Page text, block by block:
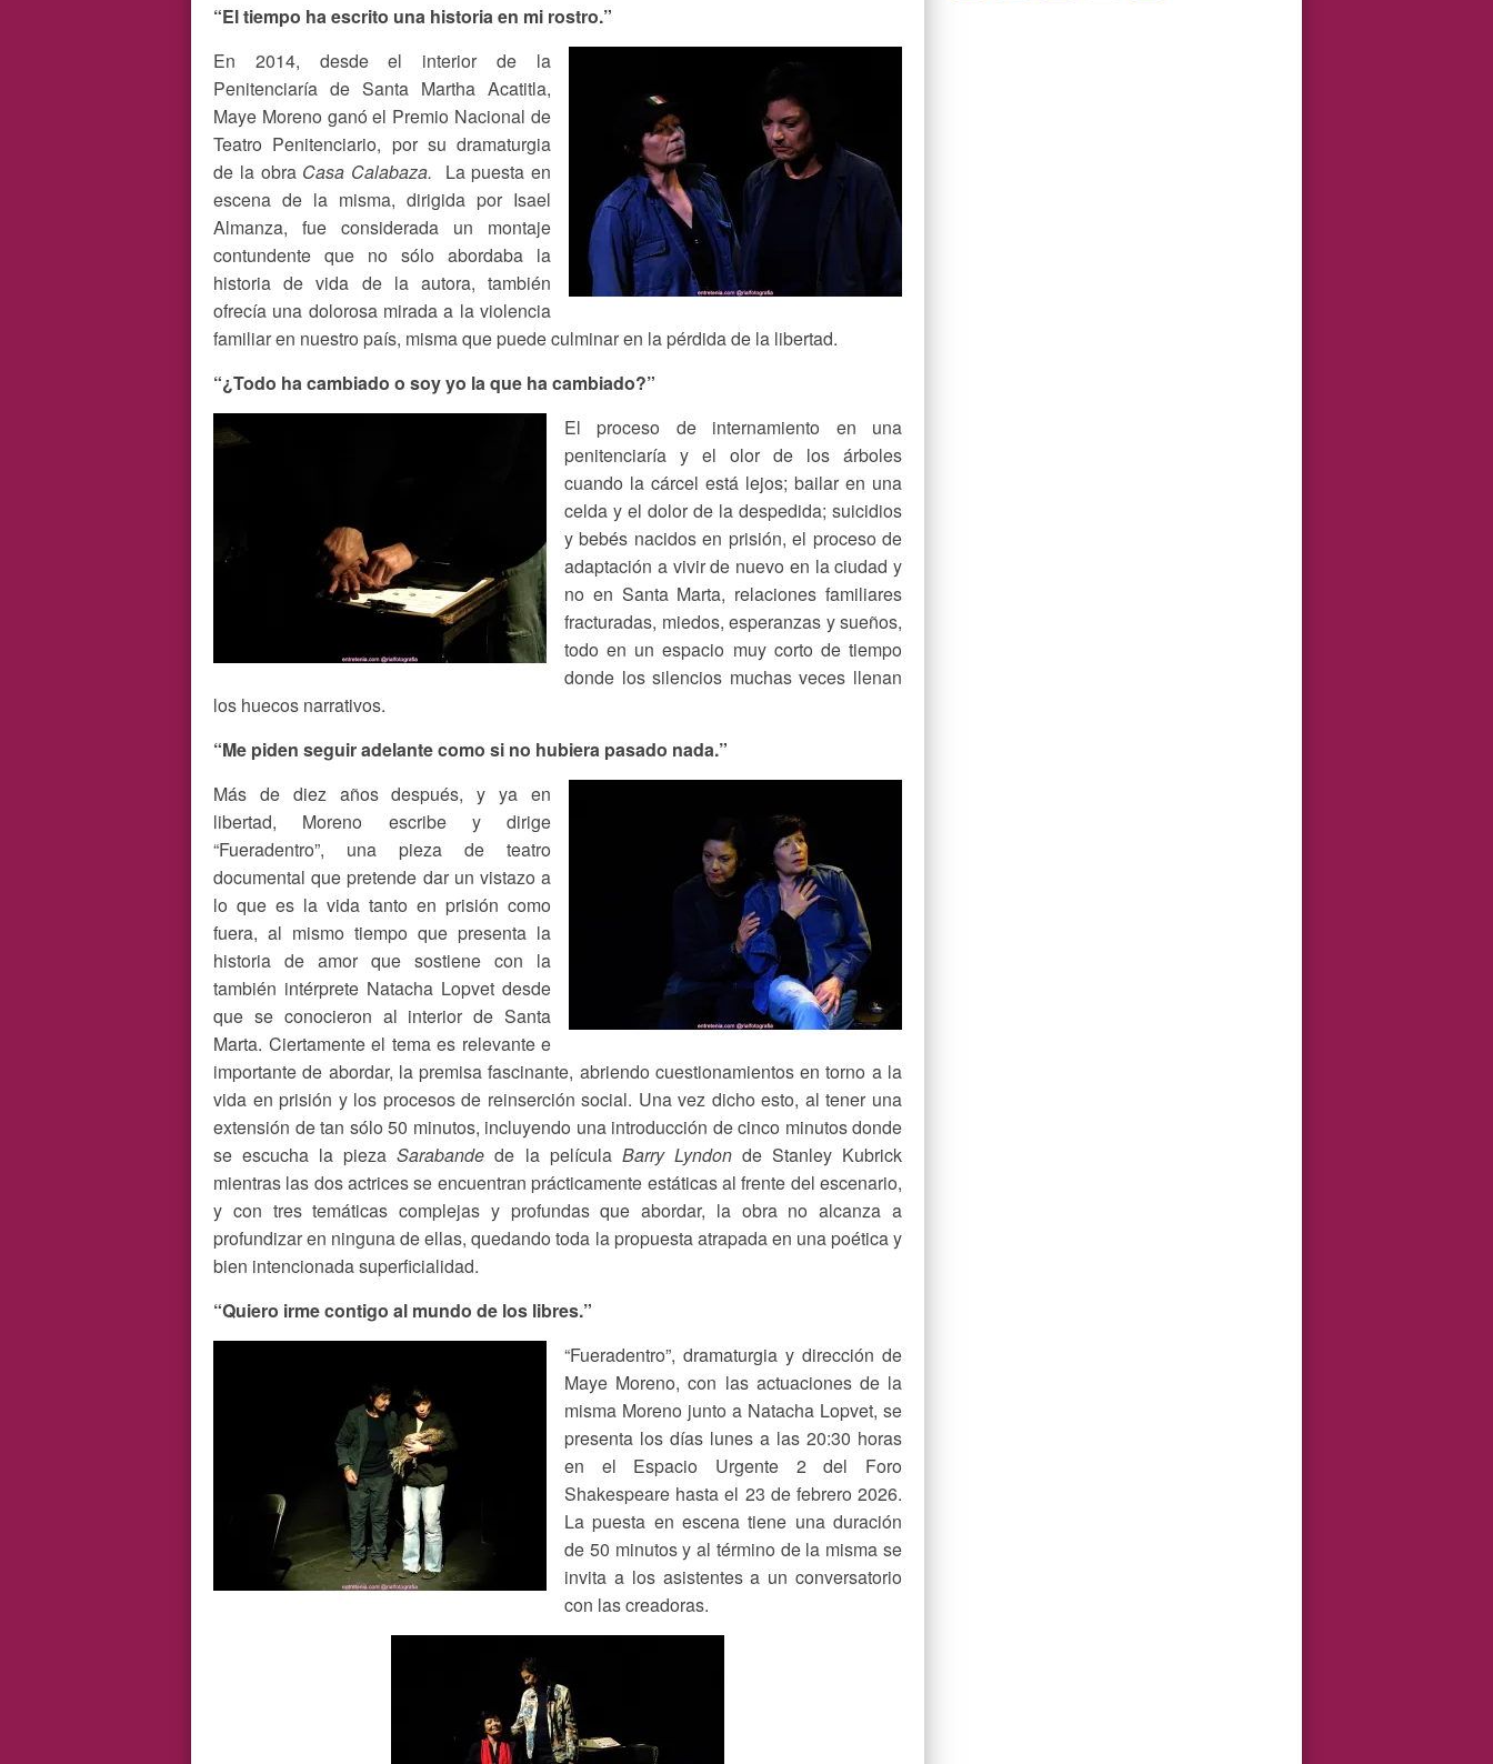
“El tiempo ha escrito una historia en mi rostro.”
En 2014, desde el interior de la
Penitenciaría de Santa Martha Acatitla,
Maye Moreno ganó el Premio Nacional de
Teatro Penitenciario, por su dramaturgia
de la obra Casa Calabaza.
La puesta en
escena de la misma, dirigida por Isael
Almanza, fue considerada un montaje
contundente que no sólo abordaba la
historia de vida de la autora, también
ofrecía una dolorosa mirada a la violencia
familiar en nuestro país, misma que puede culminar en la pérdida de la libertad.
“¿Todo ha cambiado o soy yo la que ha cambiado?”
El proceso de internamiento en una
penitenciaría y el olor de los árboles
cuando la cárcel está lejos; bailar en una
celda y el dolor de la despedida; suicidios
y bebés nacidos en prisión, el proceso de
adaptación a vivir de nuevo en la ciudad y
no en Santa Marta, relaciones familiares
fracturadas, miedos, esperanzas y sueños,
todo en un espacio muy corto de tiempo
donde los silencios muchas veces llenan
los huecos narrativos.
“Me piden seguir adelante como si no hubiera pasado nada.”
Más de diez años después, y ya en
libertad, Moreno escribe y dirige
“Fueradentro”, una pieza de teatro
documental que pretende dar un vistazo a
lo que es la vida tanto en prisión como
fuera, al mismo tiempo que presenta la
historia de amor que sostiene con la
también intérprete Natacha Lopvet desde
que se conocieron al interior de Santa
Marta. Ciertamente el tema es relevante e
importante de abordar, la premisa fascinante, abriendo cuestionamientos en torno a la
vida en prisión y los procesos de reinserción social. Una vez dicho esto, al tener una
extensión de tan sólo 50 minutos, incluyendo una introducción de cinco minutos donde
se escucha la piezaSarabande de la película Barry Lyndon de Stanley Kubrick
mientras las dos actrices se encuentran prácticamente estáticas al frente del escenario,
y con tres temáticas complejas y profundas que abordar, la obra no alcanza a
profundizar en ninguna de ellas, quedando toda la propuesta atrapada en una poética y
bien intencionada superficialidad.
“Quiero irme contigo al mundo de los libres.”
“Fueradentro”, dramaturgia y dirección de
Maye Moreno, con las actuaciones de la
misma Moreno junto a Natacha Lopvet, se
presenta los días lunes a las 20:30 horas
en el Espacio Urgente 2 del Foro
Shakespeare hasta el 23 de febrero 2026.
La puesta en escena tiene una duración
de 50 minutos y al término de la misma se
invita a los asistentes a un conversatorio
con las creadoras.